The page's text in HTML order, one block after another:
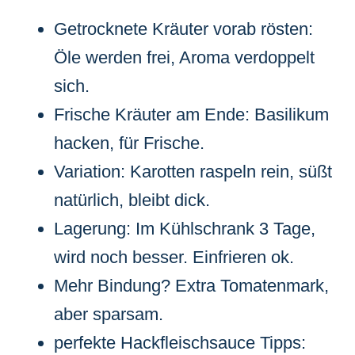
Getrocknete Kräuter vorab rösten:
Öle werden frei, Aroma verdoppelt
sich.
Frische Kräuter am Ende: Basilikum
hacken, für Frische.
Variation: Karotten raspeln rein, süßt
natürlich, bleibt dick.
Lagerung: Im Kühlschrank 3 Tage,
wird noch besser. Einfrieren ok.
Mehr Bindung? Extra Tomatenmark,
aber sparsam.
perfekte Hackfleischsauce Tipps: